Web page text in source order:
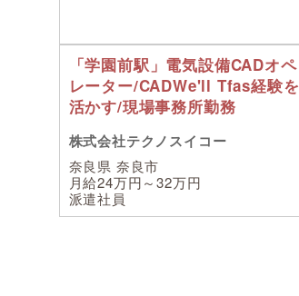
「学園前駅」電気設備CADオペ
レーター/CADWe'll Tfas経験を
活かす/現場事務所勤務
株式会社テクノスイコー
奈良県 奈良市
月給24万円～32万円
派遣社員